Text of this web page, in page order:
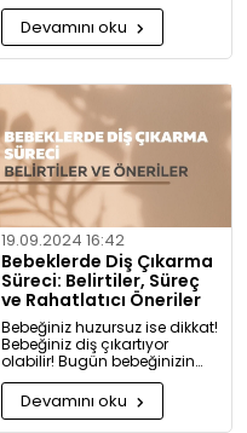
Devamını oku
19.09.2024 16:42
Bebeklerde Diş Çıkarma
Süreci: Belirtiler, Süreç
ve Rahatlatıcı Öneriler
Bebeğiniz huzursuz ise dikkat!
Bebeğiniz diş çıkartıyor
olabilir! Bugün bebeğinizin
diş çıkarma belirtilerini ve sizi
rahatlatacak önerileri
paylaşıyoruz.
Devamını oku